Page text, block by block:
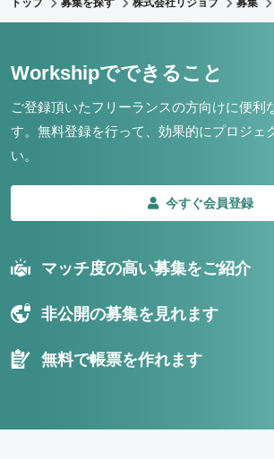
トップ 募集を探す 株式会社リジョブ 募集
Workshipでできること
ご登録頂いたフリーランスの方向けに便利
す。 無料登録を行って、効果的にプロジェ
い。
今すぐ会員登録
マッチ度の高い募集をご紹介
非公開の募集を見れます
無料で帳票を作れます